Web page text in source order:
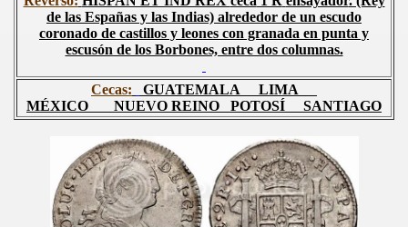
de las Españas y las Indias) alrededor de un escudo
coronado de castillos y leones con granada en punta y
escusón de los Borbones, entre dos columnas.
Cecas: GUATEMALA LIMA
MÉXICO
NUEVO REINO POTOSÍ SANTIAGO